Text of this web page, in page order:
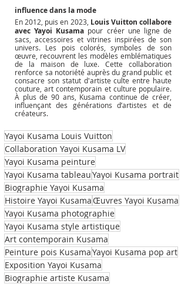
influence dans la mode
En 2012, puis en 2023, Louis Vuitton collabore
avec Yayoi Kusama pour créer une ligne de
sacs, accessoires et vitrines inspirées de son
univers. Les pois colorés, symboles de son
œuvre, recouvrent les modèles emblématiques
de la maison de luxe. Cette collaboration
renforce sa notoriété auprès du grand public et
consacre son statut d'artiste culte entre haute
couture, art contemporain et culture populaire.
À plus de 90 ans, Kusama continue de créer,
influençant des générations d’artistes et de
créateurs.
Yayoi Kusama Louis Vuitton
Collaboration Yayoi Kusama LV
Yayoi Kusama peinture
Yayoi Kusama tableauYayoi Kusama portrait
Biographie Yayoi Kusama
Histoire Yayoi Kusama Œuvres Yayoi Kusama
Yayoi Kusama photographie
Yayoi Kusama style artistique
Art contemporain Kusama
Peinture pois KusamaYayoi Kusama pop art
Exposition Yayoi Kusama
Biographie artiste Kusama